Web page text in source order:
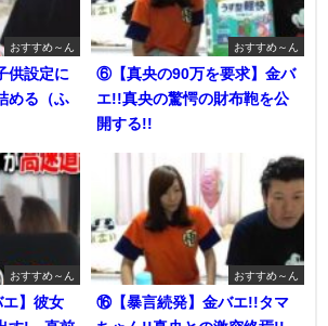
おすすめ～ん
供設定に
める（ふ
おすすめ～ん
⑥【真央の90万を要求】金バ
エ!!真央の驚愕の財布鞄を公
開する!!
おすすめ～ん
】彼女
おすすめ～ん
⑯【暴言続発】金バエ!!タマ